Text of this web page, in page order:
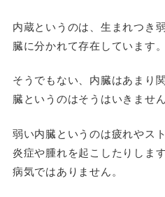
内蔵というのは、生まれつき
臓に分かれて存在しています。
そうでもない、内臓はあまり
臓というのはそうはいきません
弱い内臓というのは疲れやス
炎症や腫れを起こしたりしま
病気ではありません。